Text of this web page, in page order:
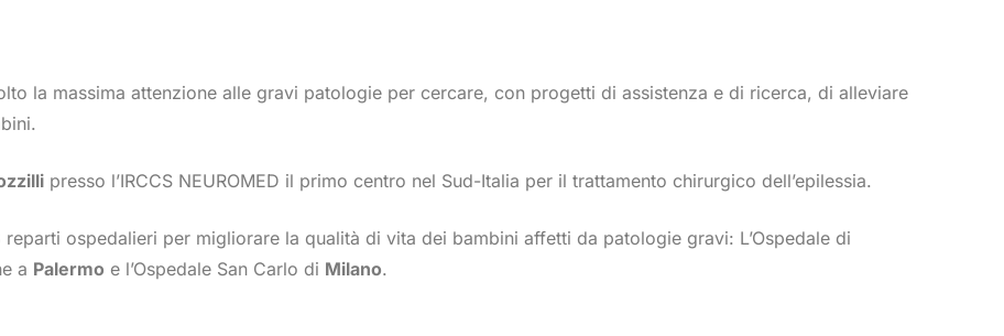
la massima attenzione alle gravi patologie per cercare, con progetti di assistenza e di ricerca, di alleviare
presso l’IRCCS NEUROMED il primo centro nel Sud-Italia per il trattamento chirurgico dell’epilessia.
ospedalieri per migliorare la qualità di vita dei bambini affetti da patologie gravi: L’Ospedale di
a Palermo e l’Ospedale San Carlo di Milano.